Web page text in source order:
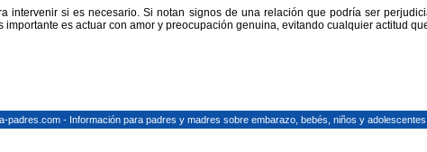
intervenir si es necesario. Si notan signos de una relación que podría ser
es actuar con amor y preocupación genuina, evitando cualquier actitud
padres.com - Información para padres y madres sobre embarazo, bebés, niños y adolescentes.